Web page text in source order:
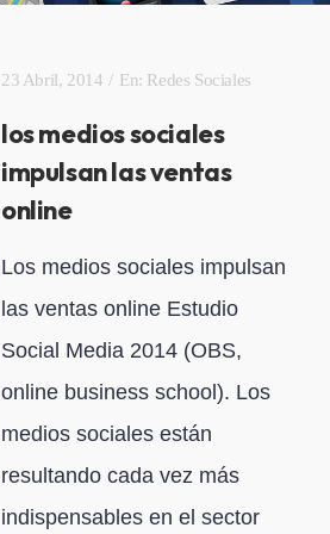
23 Abril, 2014 En: Redes Sociales
los medios sociales
impulsan las ventas
online
Los medios sociales impulsan
las ventas online Estudio
Social Media 2014 (OBS,
online business school). Los
medios sociales están
resultando cada vez más
indispensables en el sector